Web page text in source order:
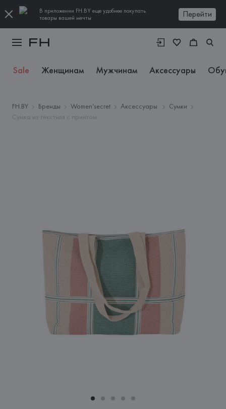
В приложении FH.BY еще удобнее покупать
товары вашей мечты
Перейти
Sale Женщинам Мужчинам Аксессуары
FH.BY Бренды Women'secret Аксессуары
Сумки
Сумка из текстиля с принтом